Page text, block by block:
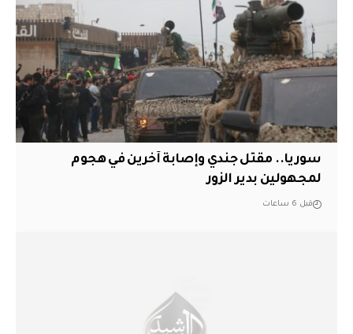
سوريا.. مقتل جندي وإصابة آخرين في هجوم
لمجهولين بدير الزور
قبل 6 ساعات